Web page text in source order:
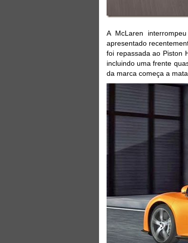
A McLaren
apresentado
foi repassada ao Piston
incluindo uma frente
da marca começa a